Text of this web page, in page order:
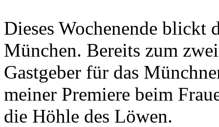
Dieses Wochenende blickt
München. Bereits zum
Gastgeber für das
meiner Premiere beim
die Höhle des Löwen.